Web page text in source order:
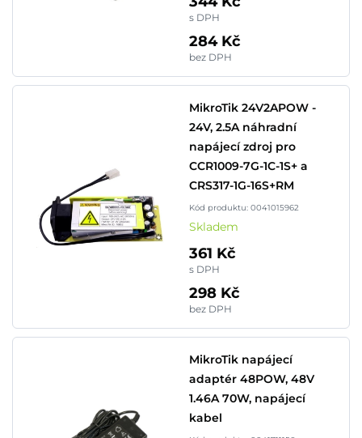
s DPH
284 Kč
bez DPH
MikroTik 24V2APOW -
24V, 2.5A náhradní
napájecí zdroj pro
CCR1009-7G-1C-1S+ a
CRS317-1G-16S+RM
Kód produktu: 0041015962
Skladem
361 Kč
s DPH
298 Kč
bez DPH
MikroTik napájecí
adaptér 48POW, 48V
1.46A 70W, napájecí
kabel